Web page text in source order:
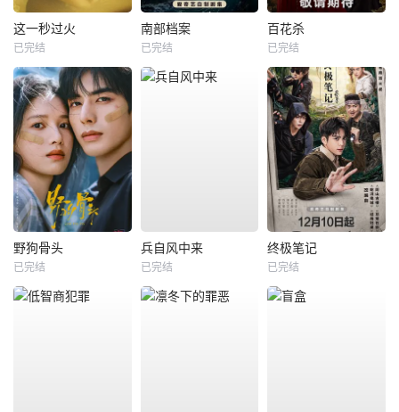
这一秒过火
已完结
南部档案
已完结
百花杀
已完结
野狗骨头
已完结
兵自风中来
已完结
终极笔记
已完结